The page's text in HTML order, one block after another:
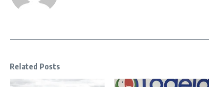
Related Posts